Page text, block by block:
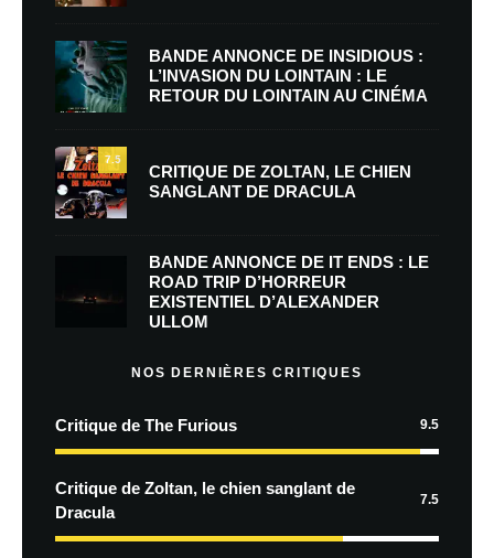
BANDE ANNONCE DE INSIDIOUS :
L’INVASION DU LOINTAIN : LE
RETOUR DU LOINTAIN AU CINÉMA
7.5
CRITIQUE DE ZOLTAN, LE CHIEN
SANGLANT DE DRACULA
BANDE ANNONCE DE IT ENDS : LE
ROAD TRIP D’HORREUR
EXISTENTIEL D’ALEXANDER
ULLOM
NOS DERNIÈRES CRITIQUES
Critique de The Furious 9.5
Critique de Zoltan, le chien sanglant de
Dracula
7.5